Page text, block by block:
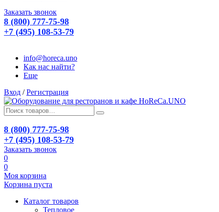
Заказать звонок
8 (800) 777-75-98
+7 (495) 108-53-79
info@horeca.uno
Как нас найти?
Еще
Вход / Регистрация
8 (800) 777-75-98
+7 (495) 108-53-79
Заказать звонок
0
0
Моя корзина
Корзина пуста
Каталог товаров
Тепловое